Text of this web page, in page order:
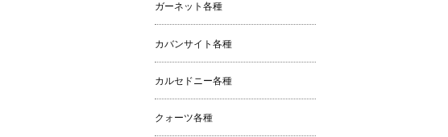
ガーネット各種
カバンサイト各種
カルセドニー各種
クォーツ各種